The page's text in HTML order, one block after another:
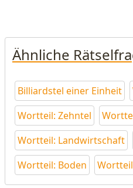
Ähnliche
Billiardstel einer Einheit
Wortteil: Zehntel
Wortteil: Landwirtschaft
Wortteil: Boden